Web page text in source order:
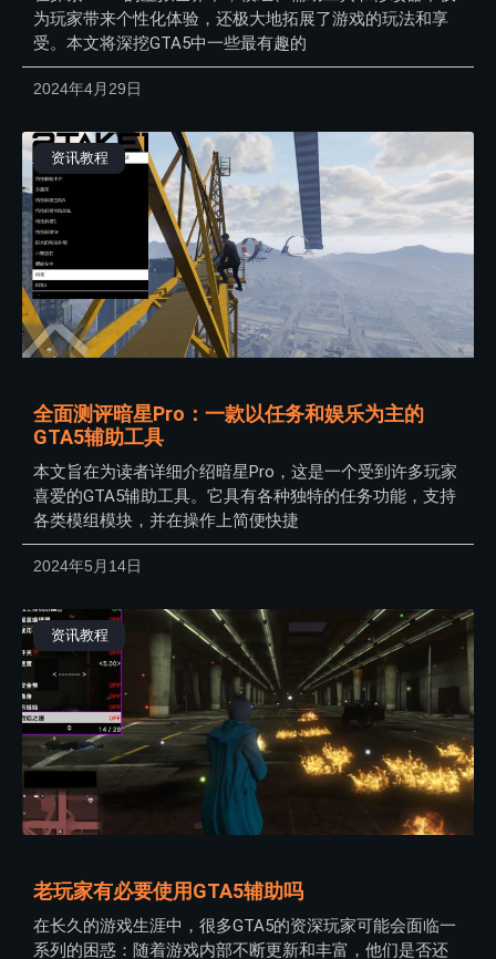
为玩家带来个性化体验，还极大地拓展了游戏的玩法和享
受。本文将深挖GTA5中一些最有趣的
2024年4月29日
资讯教程
全面测评暗星Pro：一款以任务和娱乐为主的
GTA5辅助工具
本文旨在为读者详细介绍暗星Pro，这是一个受到许多玩家
喜爱的GTA5辅助工具。它具有各种独特的任务功能，支持
各类模组模块，并在操作上简便快捷
2024年5月14日
资讯教程
老玩家有必要使用GTA5辅助吗
在长久的游戏生涯中，很多GTA5的资深玩家可能会面临一
系列的困惑：随着游戏内部不断更新和丰富，他们是否还